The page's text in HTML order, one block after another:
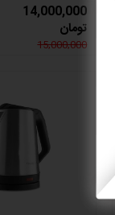
14,000,000
تومان
15,000,000